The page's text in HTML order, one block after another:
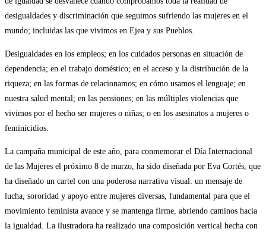
desigualdades y discriminación que seguimos sufriendo las mujeres en el
mundo; incluidas las que vivimos en Ejea y sus Pueblos.
Desigualdades en los empleos; en los cuidados personas en situación de
dependencia; en el trabajo doméstico; en el acceso y la distribución de la
riqueza; en las formas de relacionamos; en cómo usamos el lenguaje; en
nuestra salud mental; en las pensiones; en las múltiples violencias que
vivimos por el hecho ser mujeres o niñas; o en los asesinatos a mujeres o
feminicidios.
La campaña municipal de este año, para conmemorar el Día Internacional
de las Mujeres el próximo 8 de marzo, ha sido diseñada por Eva Cortés, que
ha diseñado un cartel con una poderosa narrativa visual: un mensaje de
lucha, sororidad y apoyo entre mujeres diversas, fundamental para que el
movimiento feminista avance y se mantenga firme, abriendo caminos hacia
la igualdad. La ilustradora ha realizado una composición vertical hecha con